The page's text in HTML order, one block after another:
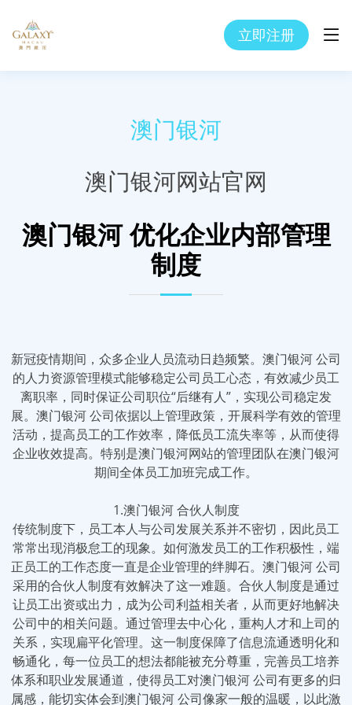
立即注册
澳门银河
澳门银河网站官网
澳门银河 优化企业内部管理
制度
新冠疫情期间，众多企业人员流动日趋频繁。澳门银河 公司
的人力资源管理模式能够稳定公司员工心态，有效减少员工
离职率，同时保证公司职位“后继有人”，实现公司稳定发
展。澳门银河 公司依据以上管理政策，开展科学有效的管理
活动，提高员工的工作效率，降低员工流失率等，从而使得
企业收效提高。特别是澳门银河网站的管理团队在澳门银河
期间全体员工加班完成工作。
1.澳门银河 合伙人制度
传统制度下，员工本人与公司发展关系并不密切，因此员工
常常出现消极怠工的现象。如何激发员工的工作积极性，端
正员工的工作态度一直是企业管理的绊脚石。澳门银河 公司
采用的合伙人制度有效解决了这一难题。合伙人制度是通过
让员工出资或出力，成为公司利益相关者，从而更好地解决
公司中的相关问题。通过管理去中心化，重构人才和上司的
关系，实现扁平化管理。这一制度保障了信息流通透明化和
畅通化，每一位员工的想法都能被充分尊重，完善员工培养
体系和职业发展通道，使得员工对澳门银河 公司有更多的归
属感，能切实体会到澳门银河 公司像家一般的温暖，以此激